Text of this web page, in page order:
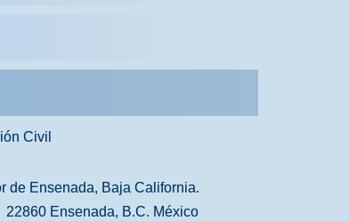
Civil
de Ensenada, Baja California.
Ensenada, B.C. México